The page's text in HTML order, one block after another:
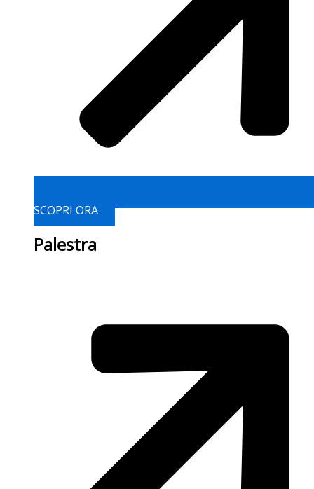
SCOPRI ORA
Palestra